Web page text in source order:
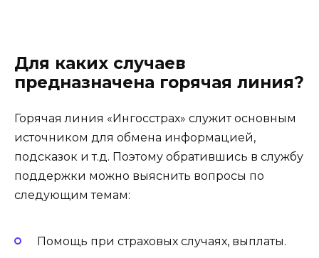
Для каких случаев
предназначена горячая линия?
Горячая линия «Ингосстрах» служит основным
источником для обмена информацией,
подсказок и т.д. Поэтому обратившись в службу
поддержки можно выяснить вопросы по
следующим темам:
Помощь при страховых случаях, выплаты.